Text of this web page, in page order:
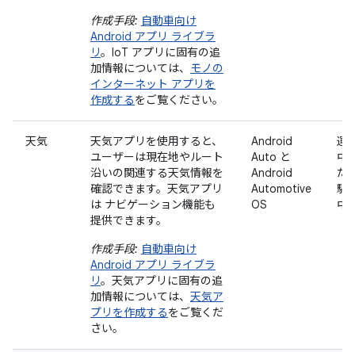
作成手段: 自動車向け
Android アプリ ライブラ
リ。IoT アプリに固有の追
加情報については、 モノの
インターネット アプリを
作成するをご覧ください。
天気
天気アプリを使用すると、
ユーザーは現在地やルート
沿いの関連する天気情報を
確認できます。天気アプリ
は ナビゲーション機能も
提供できます。
作成手段: 自動車向け
Android アプリ ライブラ
リ。天気アプリに固有の追
加情報については、 天気ア
プリを作成するをご覧くだ
さい。
Android
Auto と
Android
Automotive
OS
運
中
た
駐
中